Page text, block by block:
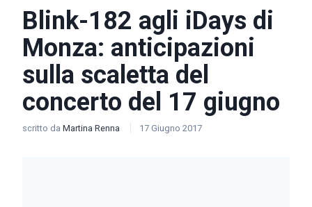
Blink-182 agli iDays di
Monza: anticipazioni
sulla scaletta del
concerto del 17 giugno
scritto da Martina Renna 17 Giugno 2017